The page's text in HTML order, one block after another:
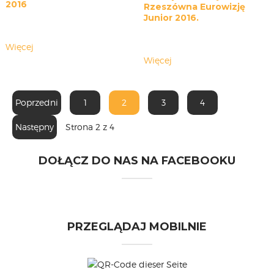
2016
Więcej
Rzeszówna Eurowizję
Junior 2016.
Więcej
Poprzedni 1 2 3 4
Następny Strona 2 z 4
DOŁĄCZ DO NAS NA FACEBOOKU
PRZEGLĄDAJ MOBILNIE